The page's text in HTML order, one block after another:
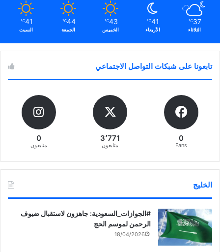
37
℃
الثلاثاء
41
℃
الأربعاء
43
℃
الخميس
44
℃
الجمعة
41
℃
السبت
تابعونا على شبكات التواصل الاجتماعي
0
Fans
3٬771
متابعون
0
متابعون
الخليج
‏‎#الجوازات_السعودية: جاهزون لاستقبال ضيوف
الرحمن لموسم الحج
18/04/2026